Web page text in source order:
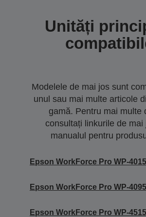
Unități
Modelele de mai jos sunt
unul sau mai multe articole
gamă. Pentru mai multe
consultați linkurile de mai
manualul pentru
Epson WorkForce Pro WP-
Epson WorkForce Pro WP-
Epson WorkForce Pro WP-